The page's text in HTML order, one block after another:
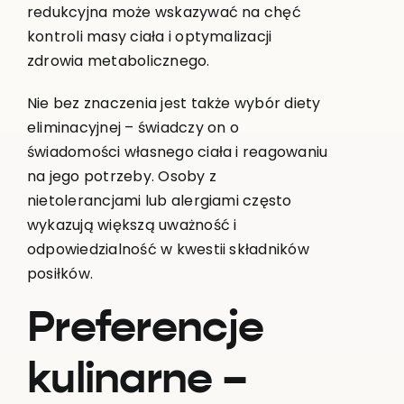
redukcyjna może wskazywać na chęć
kontroli masy ciała i optymalizacji
zdrowia metabolicznego.
Nie bez znaczenia jest także wybór diety
eliminacyjnej – świadczy on o
świadomości własnego ciała i reagowaniu
na jego potrzeby. Osoby z
nietolerancjami lub alergiami często
wykazują większą uważność i
odpowiedzialność w kwestii składników
posiłków.
Preferencje
kulinarne –